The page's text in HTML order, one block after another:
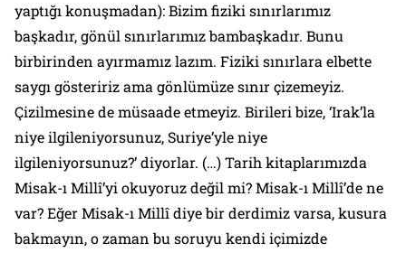
yaptığı konuşmadan):Bizim fiziki sınırlarımız
başkadır, gönül sınırlarımız bambaşkadır. Bunu
birbirinden ayırmamız lazım. Fiziki sınırlara elbette
saygı gösteririz ama gönlümüze sınır çizemeyiz.
Çizilmesine de müsaade etmeyiz. Birileri bize, ‘Irak’la
niye ilgileniyorsunuz, Suriye’yle niye
ilgileniyorsunuz?’ diyorlar. (…) Tarih kitaplarımızda
Misak-ı Millî’yi okuyoruz değil mi? Misak-ı Millî’de ne
var? Eğer Misak-ı Millî diye bir derdimiz varsa, kusura
bakmayın, o zaman bu soruyu kendi içimizde